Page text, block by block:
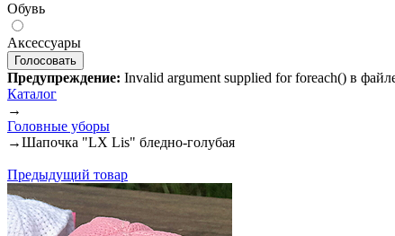
Обувь
Аксессуары
Предупреждение: Invalid argument supplied for foreach() в
Каталог
→
Головные уборы
→Шапочка "LX Lis" бледно-голубая
Предыдущий товар